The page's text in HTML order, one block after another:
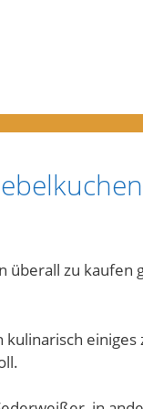
überall zu